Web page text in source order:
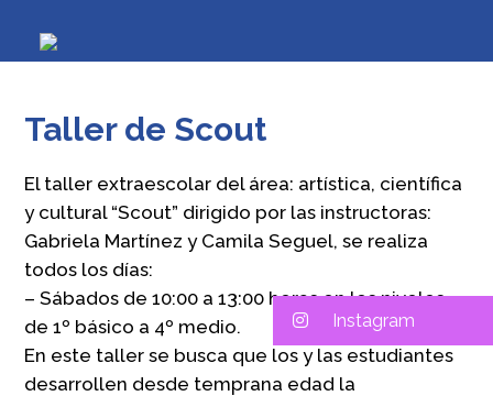
Taller de Scout
El taller extraescolar del área: artística, científica
y cultural “Scout” dirigido por las instructoras:
Gabriela Martínez y Camila Seguel, se realiza
todos los días:
– Sábados de 10:00 a 13:00 horas en los niveles
de 1º básico a 4º medio.
En este taller se busca que los y las estudiantes
desarrollen desde temprana edad la
Instagram